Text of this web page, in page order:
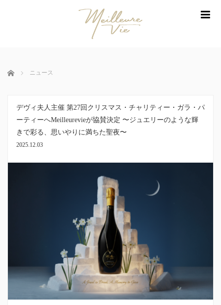
ホーム ニュース
デヴィ夫人主催 第27回クリスマス・チャリティー・ガラ・パ
ーティーへMeilleurevieが協賛決定 〜ジュエリーのような輝
きで彩る、思いやりに満ちた聖夜〜
2025.12.03